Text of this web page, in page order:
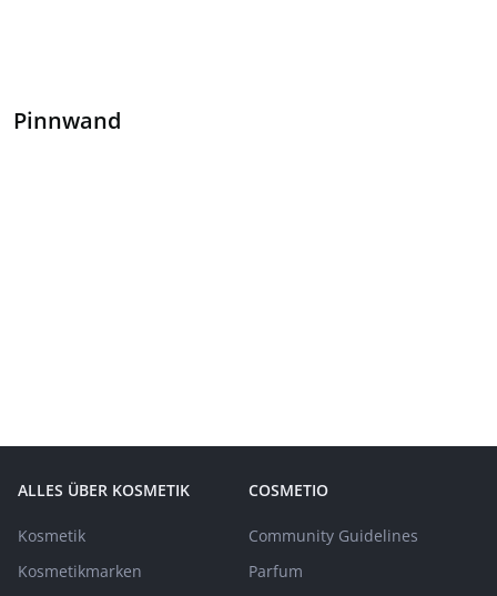
Pinnwand
ALLES ÜBER KOSMETIK
Kosmetik
Kosmetikmarken
COSMETIO
Community Guidelines
Parfum